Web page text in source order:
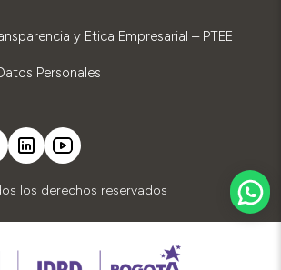
y Etica Empresarial – PTEE
Personales
los derechos reservados